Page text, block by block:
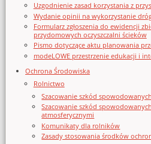
Uzgodnienie zasad korzystania z
Wydanie opinii na wykorzystanie
Formularz zgłoszenia do ewidencji
przydomowych oczyszczalni ścieków
Pismo dotyczące aktu planowania
modeLOWE przestrzenie edukacji i
Ochrona Środowiska
Rolnictwo
Szacowanie szkód
Szacowanie szkód
atmosferycznymi
Komunikaty dla rolników
Zasady stosowania środków